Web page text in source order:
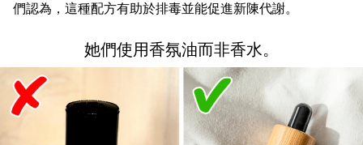
們認為，這種配方有助於排毒並能促進新陳代謝。
她們使用香氛油而非香水。